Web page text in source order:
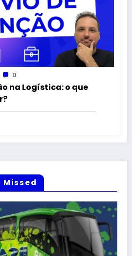
0
na Logística: o que
Missed